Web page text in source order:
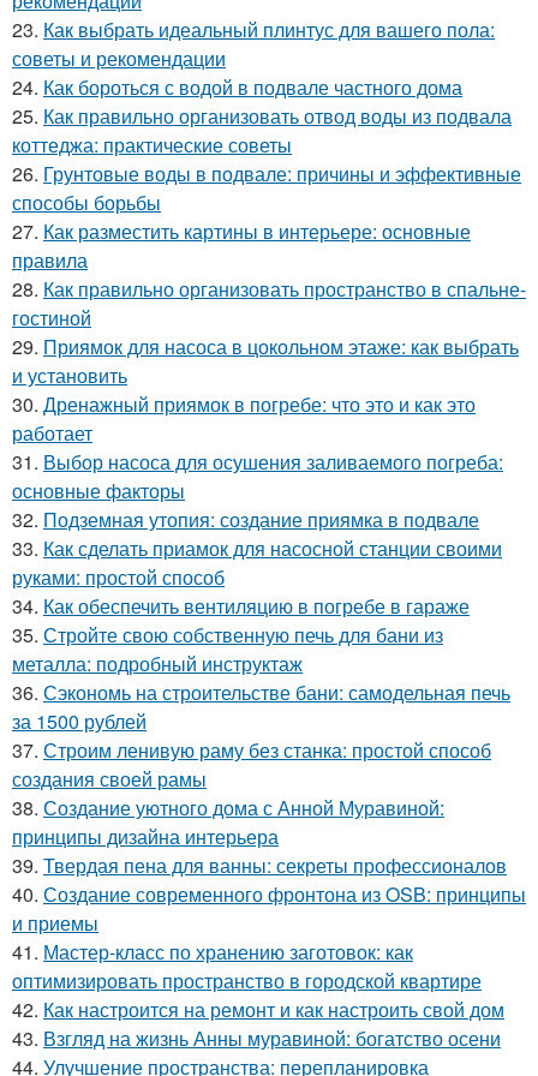
23. Как выбрать идеальный плинтус для вашего пола:
советы и рекомендации
24. Как бороться с водой в подвале частного дома
25. Как правильно организовать отвод воды из подвала
коттеджа: практические советы
26. Грунтовые воды в подвале: причины и эффективные
способы борьбы
27. Как разместить картины в интерьере: основные
правила
28. Как правильно организовать пространство в спальне-
гостиной
29. Приямок для насоса в цокольном этаже: как выбрать
и установить
30. Дренажный приямок в погребе: что это и как это
работает
31. Выбор насоса для осушения заливаемого погреба:
основные факторы
32. Подземная утопия: создание приямка в подвале
33. Как сделать приамок для насосной станции своими
руками: простой способ
34. Как обеспечить вентиляцию в погребе в гараже
35. Стройте свою собственную печь для бани из
металла: подробный инструктаж
36. Сэкономь на строительстве бани: самодельная печь
за 1500 рублей
37. Строим ленивую раму без станка: простой способ
создания своей рамы
38. Создание уютного дома с Анной Муравиной:
принципы дизайна интерьера
39. Твердая пена для ванны: секреты профессионалов
40. Создание современного фронтона из OSB: принципы
и приемы
41. Мастер-класс по хранению заготовок: как
оптимизировать пространство в городской квартире
42. Как настроится на ремонт и как настроить свой дом
43. Взгляд на жизнь Анны муравиной: богатство осени
44. Улучшение пространства: перепланировка